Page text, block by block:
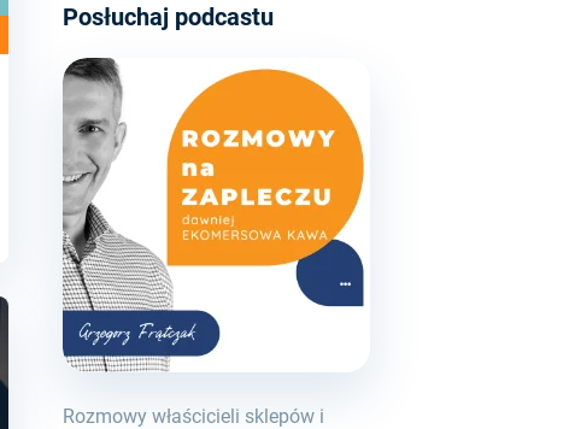
Posłuchaj podcastu
Rozmowy właścicieli sklepów i